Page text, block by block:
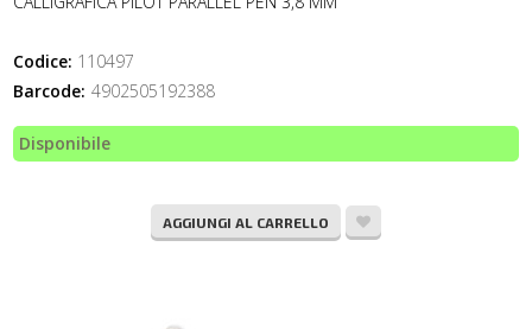
Codice: 110497
Barcode: 4902505192388
Disponibile
AGGIUNGI AL CARRELLO